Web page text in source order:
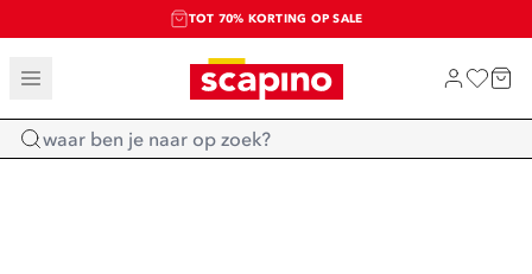
TOT 70% KORTING OP SALE
SALE: LAATSTE KANS!
SHOP NIEUW
Home